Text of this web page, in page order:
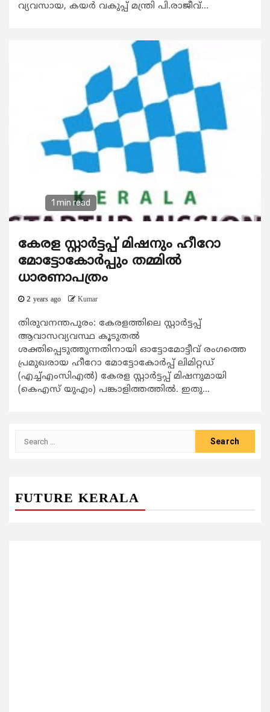
വ്യവസായ, കയര്‍ വകുപ്പ് മന്ത്രി പി.രാജീവ്...
1 min read
കേരള സ്റ്റാര്‍ട്ടപ്പ് മിഷനും ഹീറോ
മോട്ടോകോര്‍പ്പും തമ്മിൽ
ധാരണാപത്രം
2 years ago Kumar
തിരുവനന്തപുരം: കേരളത്തിലെ സ്റ്റാര്‍ട്ടപ്പ്
ആവാസവ്യവസ്ഥ കൂടുതല്‍
ശക്തിപ്പെടുത്തുന്നതിനായി ഓട്ടോമോട്ടീവ് രംഗത്തെ
പ്രമുഖരായ ഹീറോ മോട്ടോകോര്‍പ്പ് ലിമിറ്റഡ്
(എച്ച്എംസിഎല്‍) കേരള സ്റ്റാര്‍ട്ടപ്പ് മിഷനുമായി
(കെഎസ് യുഎം) പങ്കാളിത്തത്തില്‍. ഇതു...
FUTURE KERALA